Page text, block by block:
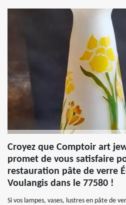
Croyez que Comptoir art
promet de vous satisfaire
restauration pâte de verre
Voulangis dans le 77580 !
Si vos lampes, vases, lustres en pâte de